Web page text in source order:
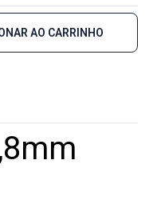
AO CARRINHO